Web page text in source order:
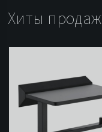
Хиты продаж